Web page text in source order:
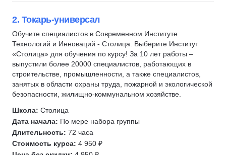
Прораб
Официант
Шиномонтаж
Агропромышленный комплекс (АПК)
Парламентская деятельность
Инженерные системы
Водоснабжение
Геодезия
2. Токарь-универсал
Обучите специалистов в Современном Институте
Технологий и Инноваций - Столица. Выберите Институт
«Столица» для обучения по курсу! За 10 лет работы –
выпустили более 20000 специалистов, работающих в
строительстве, промышленности, а также специалистов,
занятых в области охраны труда, пожарной и экологической
безопасности, жилищно-коммунальном хозяйстве.
Школа: Столица
Дата начала: По мере набора группы
Длительность: 72 часа
Стоимость курса: 4 950 ₽